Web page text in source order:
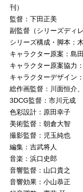
刊）
監督：下田正美
副監督（シリーズディ
シリーズ構成・脚本：
キャラクター原案：島
キャラクター原案協力
キャラクターデザイン
総作画監督：川面恒介
3DCG監督：市川元成
色彩設計：原田幸子
美術監督：朝倉大智
撮影監督：児玉純也
編集：吉武将人
音楽：浜口史郎
音響監督：山口貴之
音響効果：小山恭正